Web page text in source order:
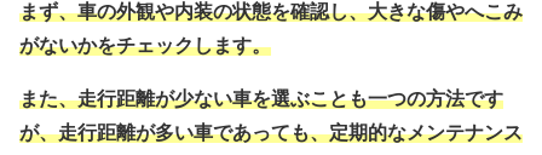
まず、車の外観や内装の状態を確認し、大きな傷やへこみ
がないかをチェックします。
また、走行距離が少ない車を選ぶことも一つの方法です
が、走行距離が多い車であっても、定期的なメンテナンス